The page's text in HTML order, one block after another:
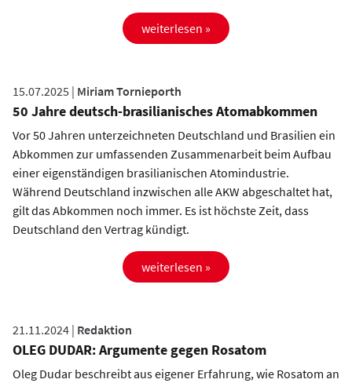
weiterlesen »
15.07.2025 | Miriam Tornieporth
50 Jahre deutsch-brasilianisches Atomabkommen
Vor 50 Jahren unterzeichneten Deutschland und Brasilien ein
Abkommen zur umfassenden Zusammenarbeit beim Aufbau
einer eigenständigen brasilianischen Atomindustrie.
Während Deutschland inzwischen alle AKW abgeschaltet hat,
gilt das Abkommen noch immer. Es ist höchste Zeit, dass
Deutschland den Vertrag kündigt.
weiterlesen »
21.11.2024 | Redaktion
OLEG DUDAR: Argumente gegen Rosatom
Oleg Dudar beschreibt aus eigener Erfahrung, wie Rosatom an